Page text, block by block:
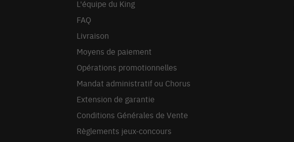
L'équipe du King
FAQ
Livraison
Moyens de paiement
Opérations promotionnelles
Mandat administratif ou Chorus
Extension de garantie
Conditions Générales de Vente
Règlements jeux-concours